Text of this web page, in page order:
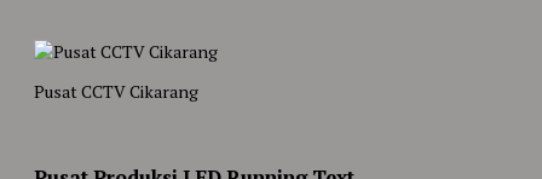
Pusat CCTV Cikarang